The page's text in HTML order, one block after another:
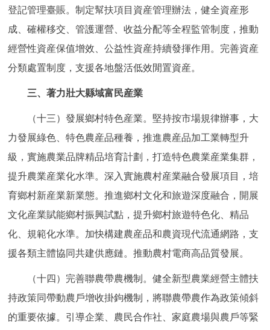
登記管理臺賬。制定幫扶項目資産管理辦法，健全資産形
成、確權移交、管護運營、收益分配等全程監管制度，推動
經營性資産保值增效、公益性資産持續發揮作用。完善資産
分類處置制度，支援各地盤活低效閒置資産。
三、著力壯大縣域富民産業
（十三）發展鄉村特色産業。堅持按市場規律辦事，大
力發展綠色、特色農産品種養，推進農産品加工業轉型升
級，實施農業品牌精品培育計劃，打造特色農業産業集群，
提升農業産業化水準。深入實施農村産業融合發展項目，培
育鄉村新産業新業態。推進鄉村文化和旅遊深度融合，開展
文化産業賦能鄉村振興試點，提升鄉村旅遊特色化、精品
化、規範化水準。加快構建農産品和農資現代流通網路，支
援各類主體協同共建供應鏈。推動農村電商高品質發展。
（十四）完善聯農帶農機制。健全新型農業經營主體扶
持政策同帶動農戶增收掛鉤機制，將聯農帶農作為政策傾斜
的重要依據。引導企業、農民合作社、家庭農場與農戶等緊